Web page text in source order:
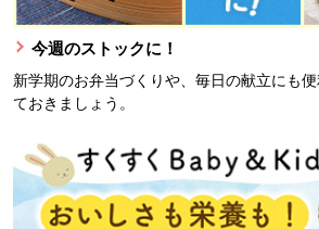
今週のストックに！
新学期のお弁当づくりや、毎日の献立にも
ておきましょう。